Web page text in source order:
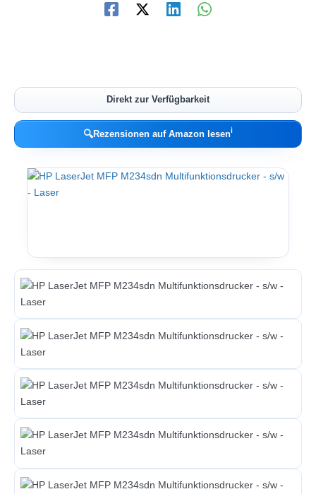
Direkt zur Verfügbarkeit
🔍Rezensionen auf Amazon lesenℹ︎